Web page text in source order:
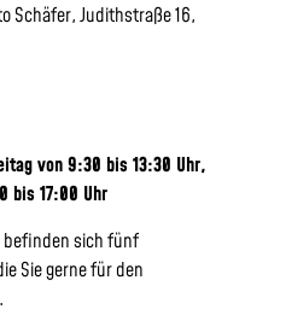
Schäfer, Judithstraße 16,
von 9:30 bis 13:30 Uhr,
bis 17:00 Uhr
befinden sich fünf
Sie gerne für den